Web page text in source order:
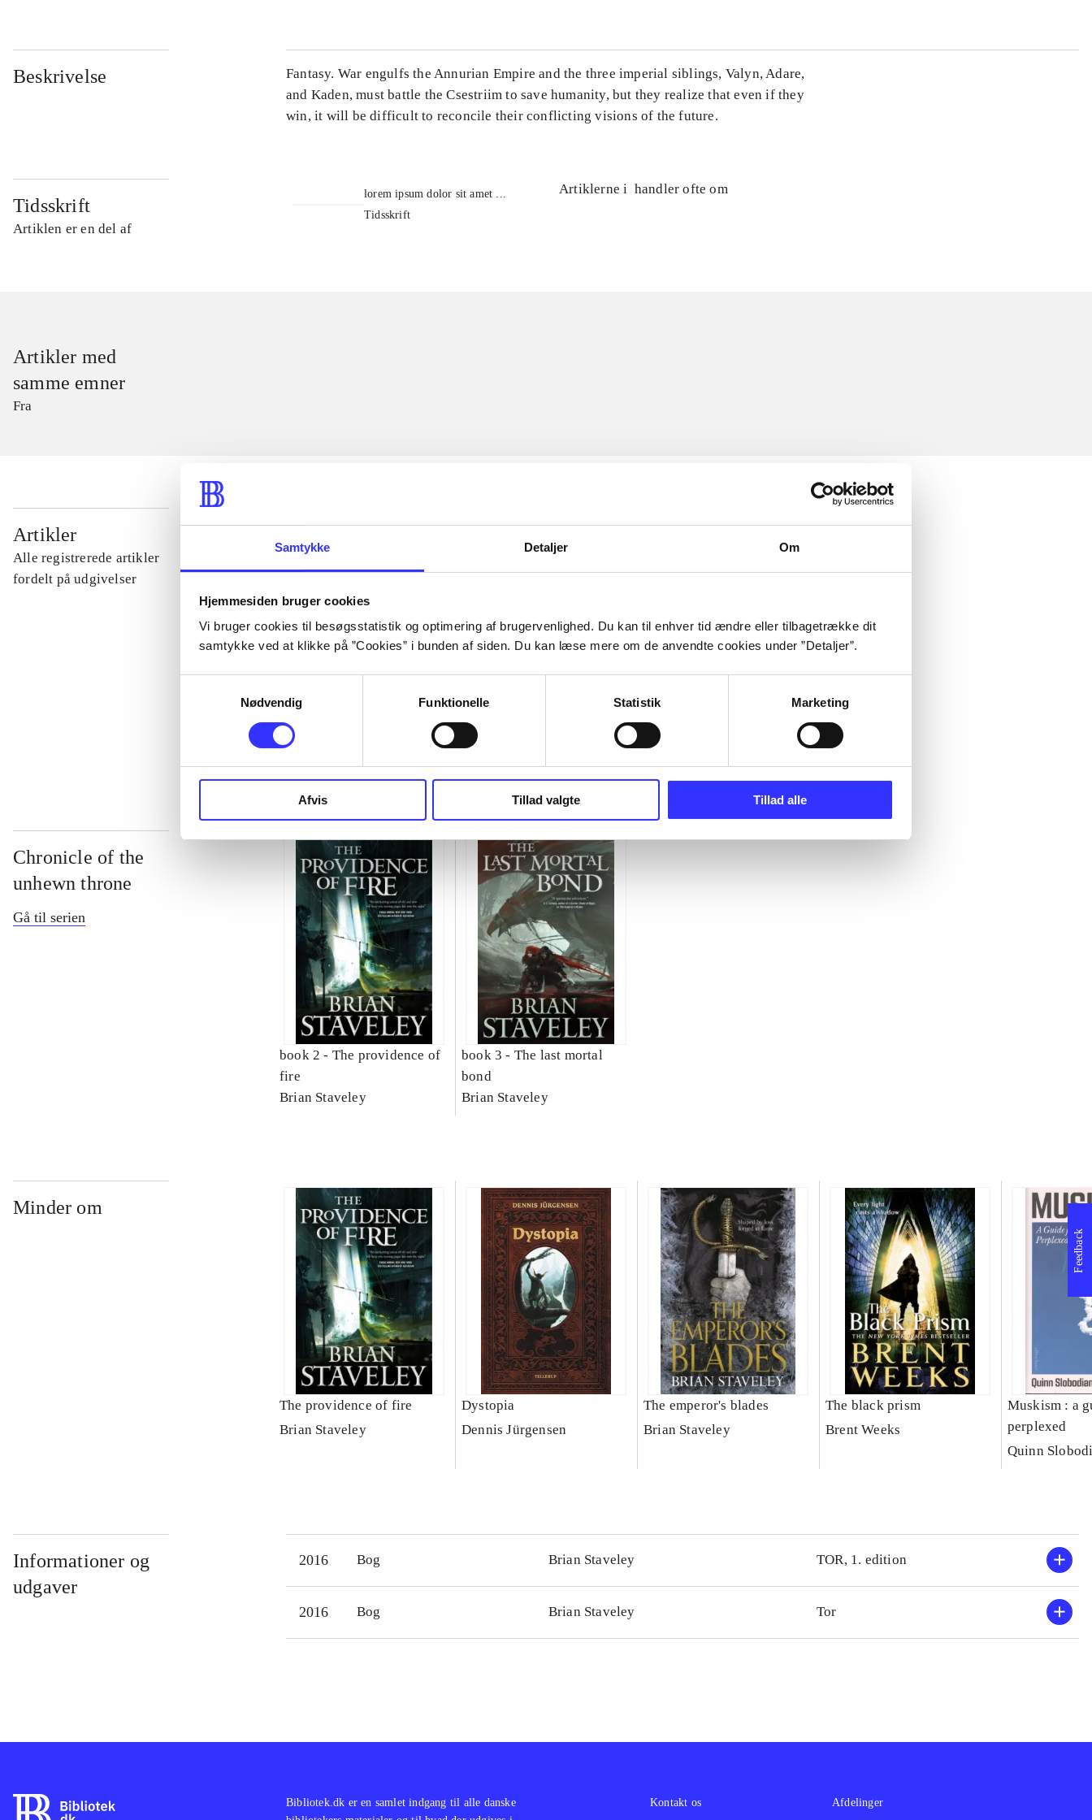
Samtykke Detaljer Om
Hjemmesiden bruger cookies
Vi bruger cookies til besøgsstatistik og optimering af brugervenlighed. Du kan til enhver tid ændre eller tilbagetrække dit
samtykke ved at klikke på ”Cookies” i bunden af siden. Du kan læse mere om de anvendte cookies under ”Detaljer”.
Nødvendig
Funktionelle Statistik Marketing
Afvis Tillad valgte Tillad alle
Beskrivelse
Fantasy. War engulfs the Annurian Empire and the three imperial siblings, Valyn, Adare,
and Kaden, must battle the Csestriim to save humanity, but they realize that even if they
win, it will be difficult to reconcile their conflicting visions of the future.
Tidsskrift
Artiklen er en del af
lorem ipsum dolor sit amet ...
Tidsskrift
Artiklerne i handler ofte om
Artikler med
samme emner
Fra
Artikler
Alle registrerede artikler
fordelt på udgivelser
...
...
...
...
Chronicle of the
unhewn throne
Gå til serien
book 2 - The providence of
fire
Brian Staveley
book 3 - The last mortal
bond
Brian Staveley
Minder om
The providence of fire
Brian Staveley
Dystopia
Dennis Jürgensen
The emperor's blades
Brian Staveley
The black prism
Brent Weeks
Muskism : a
perplexed
Quinn
Informationer og
udgaver
2016 Bog Brian Staveley TOR, 1. edition
2016 Bog Brian Staveley Tor
Feedback
Bibliotek.dk er en samlet indgang til alle danske
Kontakt os Afdelinger